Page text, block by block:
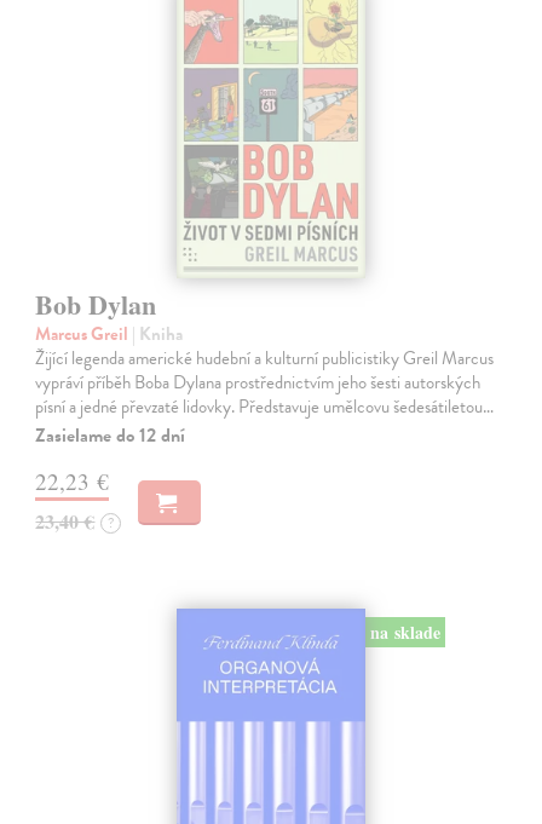
Bob Dylan
Marcus Greil | Kniha
Žijící legenda americké hudební a kulturní publicistiky Greil Marcus
vypráví příběh Boba Dylana prostřednictvím jeho šesti autorských
písní a jedné převzaté lidovky. Představuje umělcovu šedesátiletou…
Zasielame do 12 dní
22,23 €
23,40 € ?
na sklade